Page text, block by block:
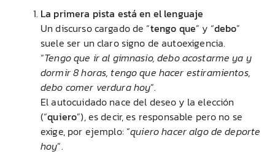
La primera pista está en el lenguaje
Un discurso cargado de “tengo que” y “debo”
suele ser un claro signo de autoexigencia.
“Tengo que ir al gimnasio, debo acostarme ya y
dormir 8 horas, tengo que hacer estiramientos,
debo comer verdura hoy”.
El autocuidado nace del deseo y la elección
(“quiero”), es decir, es responsable pero no se
exige, por ejemplo: “quiero hacer algo de deporte
hoy”.